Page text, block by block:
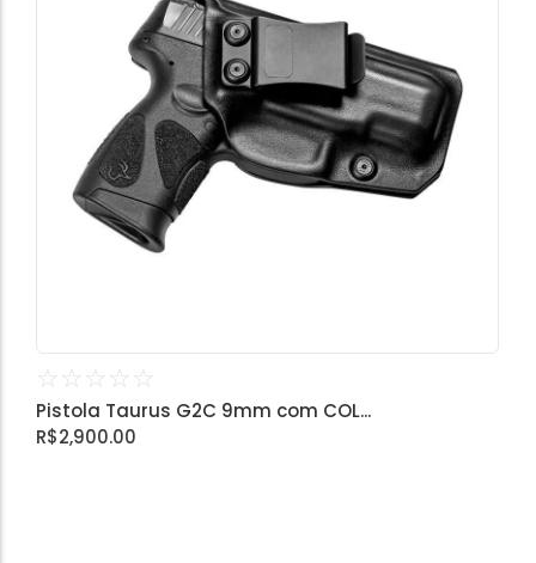
☆ ☆ ☆ ☆ ☆
Pistola Taurus G2C 9mm com COL...
R$2,900.00